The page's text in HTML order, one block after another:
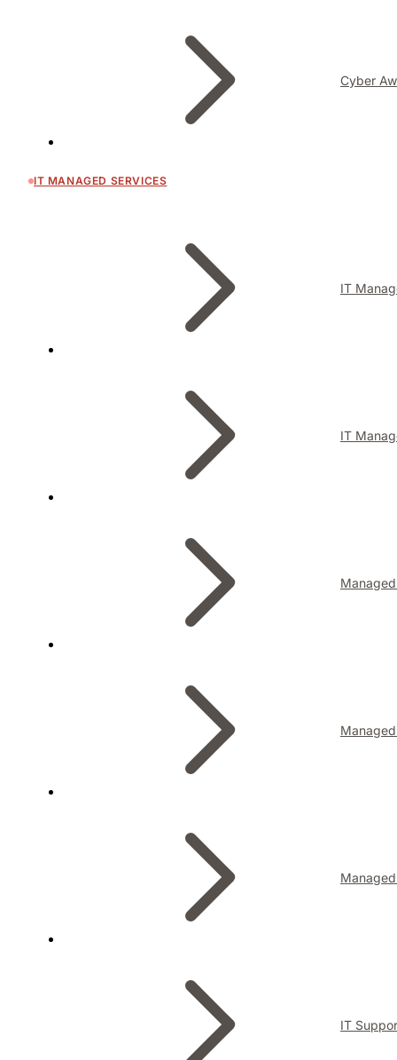
Cyber
IT MANAGED SERVICES
IT
IT
IT